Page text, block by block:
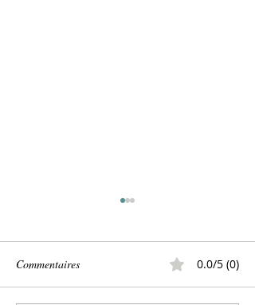
Commentaires 0.0/5 (0)